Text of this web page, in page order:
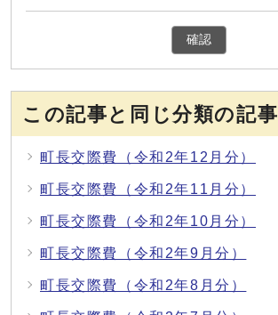
確認
この記事と同じ分類の記事
町長交際費（令和2年12月分）
町長交際費（令和2年11月分）
町長交際費（令和2年10月分）
町長交際費（令和2年9月分）
町長交際費（令和2年8月分）